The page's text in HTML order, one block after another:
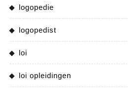
logopedie
logopedist
loi
loi opleidingen